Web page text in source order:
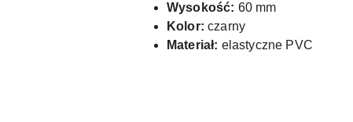
Wysokość: 60 mm
Kolor: czarny
Materiał: elastyczne PVC